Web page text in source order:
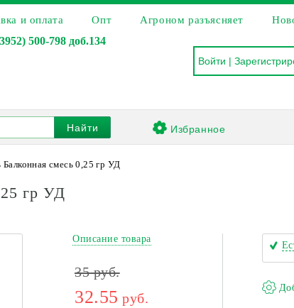
и оплата Опт Агроном разъясняет
500-798 доб.134
Войти |
Найти Избранное
Балконная смесь 0,25 гр УД
гр УД
Описание товара
35руб.
32.55 руб.